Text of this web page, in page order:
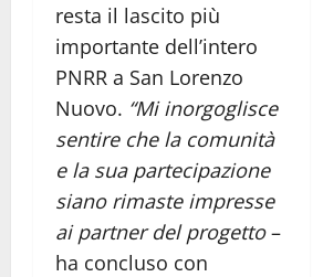
resta il lascito più
importante dell’intero
PNRR a San Lorenzo
Nuovo. “Mi inorgoglisce
sentire che la comunità
e la sua partecipazione
siano rimaste impresse
ai partner del progetto–
ha concluso con